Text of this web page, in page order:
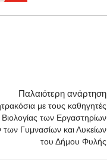
Παλαιότερη ανάρτηση
με τους καθηγητές
των Εργαστηρίων
Γυμνασίων και Λυκείων
του Δήμου Φυλής